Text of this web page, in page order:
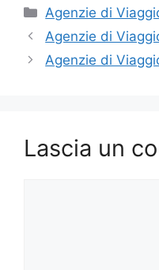
Categorie
Agenzie di
Agenzie di
Agenzie di
Lascia un